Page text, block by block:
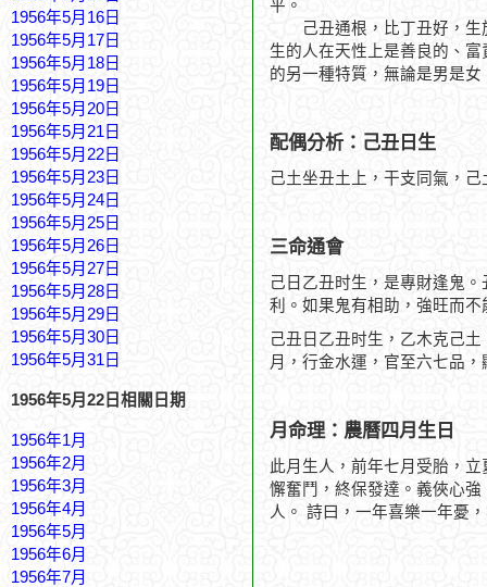
1956年5月16日
1956年5月17日
1956年5月18日
1956年5月19日
1956年5月20日
1956年5月21日
1956年5月22日
1956年5月23日
1956年5月24日
1956年5月25日
1956年5月26日
1956年5月27日
1956年5月28日
1956年5月29日
1956年5月30日
1956年5月31日
1956年5月22日相關日期
1956年1月
1956年2月
1956年3月
1956年4月
1956年5月
1956年6月
1956年7月
平。
己丑通根，比丁丑好，生
生的人在天性上是善良的、
的另一種特質，無論是男是
配偶分析：己丑日生
己土坐丑土上，干支同氣，
三命通會
己日乙丑时生，是專財逢鬼
利。如果鬼有相助，強旺而
己丑日乙丑时生，乙木克己
月，行金水運，官至六七品，
月命理：農曆四月生日
此月生人，前年七月受胎，
懈奮鬥，終保發達。義俠心
人。 詩曰，一年喜樂一年憂